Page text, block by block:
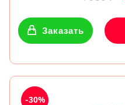
Заказать
-30%